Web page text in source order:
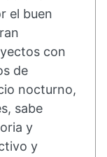
el buen
con
de
nocturno,
sabe
y
y